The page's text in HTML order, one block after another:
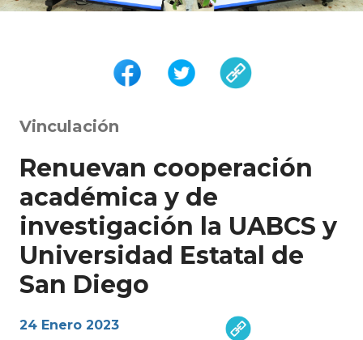
Vinculación
Renuevan cooperación
académica y de
investigación la UABCS y
Universidad Estatal de
San Diego
24 Enero 2023